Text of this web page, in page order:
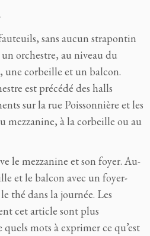
sans aucun strapontin
orchestre, au niveau du
une corbeille et un balcon.
est précédé des halls
sur la rue Poissonnière et les
mezzanine, à la corbeille ou au
le mezzanine et son foyer. Au-
et le balcon avec un foyer-
thé dans la journée. Les
cet article sont plus
mots à exprimer ce qu’est